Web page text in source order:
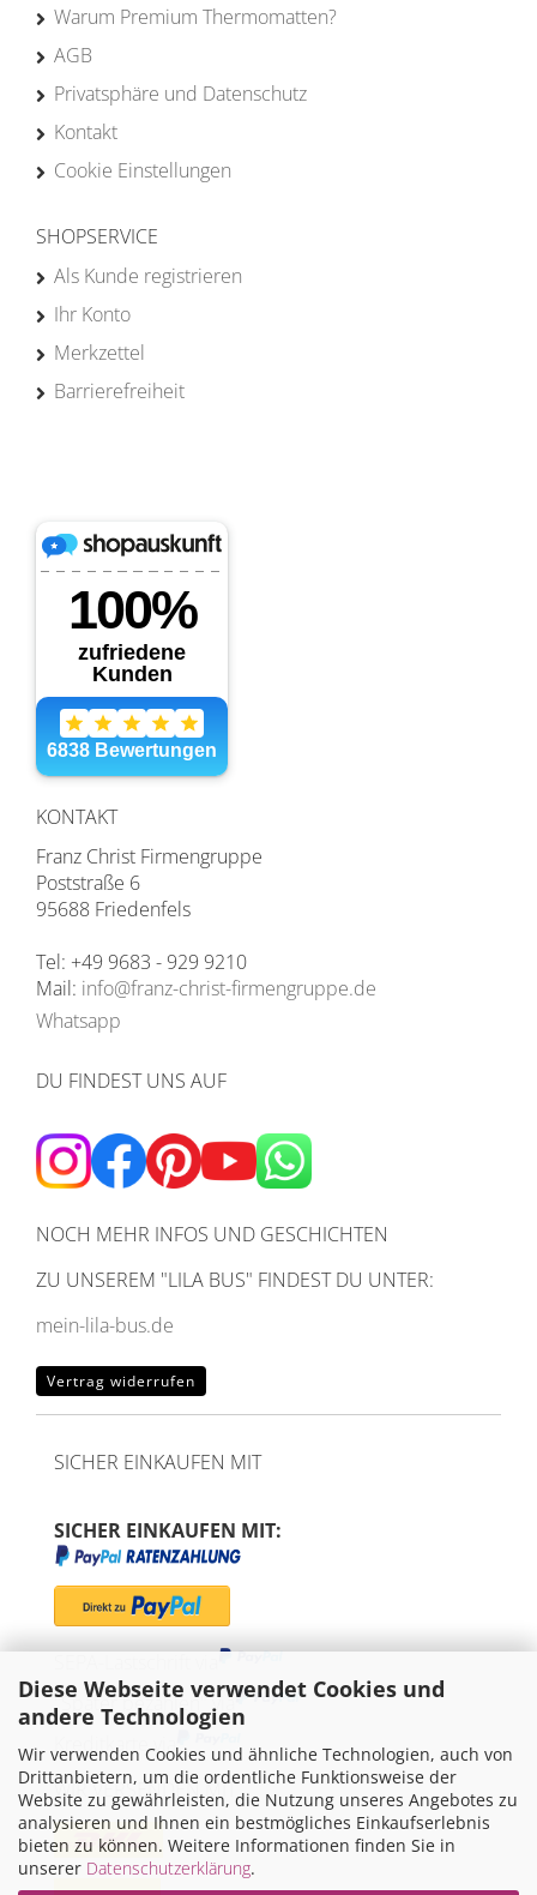
Diese Webseite verwendet Cookies und
andere Technologien
Wir verwenden Cookies und ähnliche Technologien, auch von
Drittanbietern, um die ordentliche Funktionsweise der
Website zu gewährleisten, die Nutzung unseres Angebotes zu
analysieren und Ihnen ein bestmögliches Einkaufserlebnis
bieten zu können. Weitere Informationen finden Sie in
unserer Datenschutzerklärung.
Warum Premium Thermomatten?
AGB
Privatsphäre und Datenschutz
Kontakt
Cookie Einstellungen
SHOPSERVICE
Als Kunde registrieren
Ihr Konto
Merkzettel
Barrierefreiheit
KONTAKT
Franz Christ Firmengruppe
Poststraße 6
95688 Friedenfels
Tel: +49 9683 - 929 9210
Mail: info@franz-christ-firmengruppe.de
Whatsapp
DU FINDEST UNS AUF
NOCH MEHR INFOS UND GESCHICHTEN
ZU UNSEREM "LILA BUS" FINDEST DU UNTER:
mein-lila-bus.de
Vertrag widerrufen
SICHER EINKAUFEN MIT
SICHER EINKAUFEN MIT:
"Später bezahlen" via
Kreditkarte via
WIR VERSENDEN MIT